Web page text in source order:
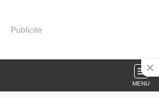
Publicité
MENU